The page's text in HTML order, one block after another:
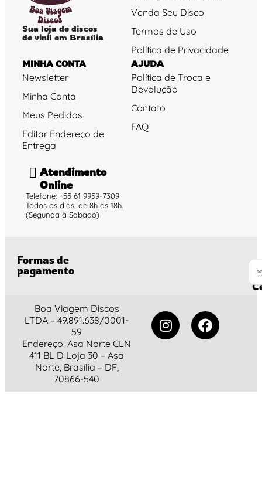
Sua loja de discos
de vinil em Brasília
Venda Seu Disco
Termos de Uso
Política de Privacidade
MINHA CONTA
Newsletter
Minha Conta
Meus Pedidos
Editar Endereço de
Entrega
AJUDA
Política de Troca e
Devolução
Contato
FAQ
Atendimento
Online
Telefone: +55 61 9959-7309
Todos os dias, de 8h às 18h.
(Segunda à Sabado)
Formas de
pagamento
Boa Viagem Discos
LTDA – 49.891.638/0001-
59
Endereço: Asa Norte CLN
411 BL D Loja 30 – Asa
Norte, Brasília – DF,
70866-540